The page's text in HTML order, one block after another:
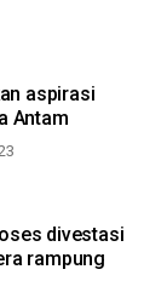
aspirasi
Antam
divestasi
rampung